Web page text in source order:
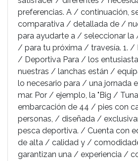
preferencias. A / continuación,
comparativa / detallada de /
para ayudarte a / seleccionar
/ para tu próxima / travesía. 1. /
/ Deportiva Para / los
nuestras / lanchas están /
lo necesario para / una jornada
mar. Por / ejemplo, la "Big /
embarcación de 44 / pies con
personas, / diseñada /
pesca deportiva. / Cuenta con
de alta / calidad y /
garantizan una / experiencia /